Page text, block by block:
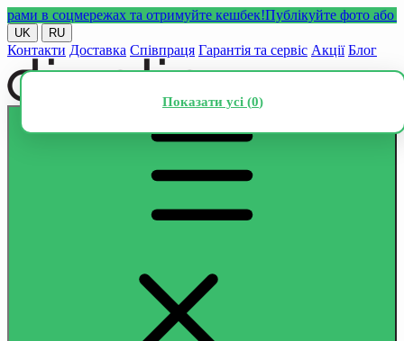
в соцмережах та отримуйте кешбек!Публікуйте фото або
UK RU
Контакти Доставка Співпраця Гарантія та сервіс Акції Блог
Показати усі (0)